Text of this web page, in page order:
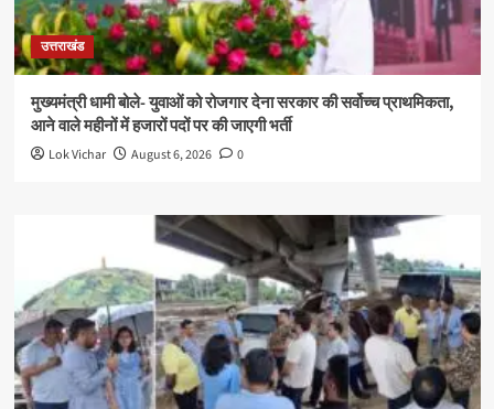
उत्तराखंड
मुख्यमंत्री धामी बोले- युवाओं को रोजगार देना सरकार की सर्वोच्च प्राथमिकता,
आने वाले महीनों में हजारों पदों पर की जाएगी भर्ती
Lok Vichar August 6, 2026 0